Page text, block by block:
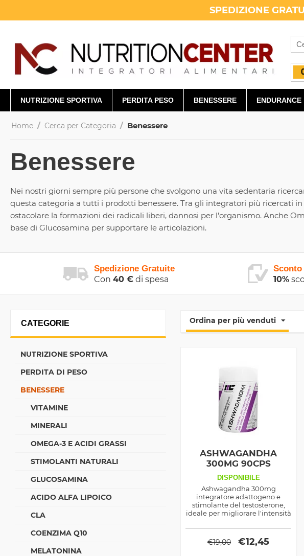
SPEDIZIONE
NUTRIZIONE SPORTIVA PERDITA PESO BENESSERE ENDURANCE
Home / Cerca per Categoria / Benessere
Benessere
Nei nostri giorni sempre più persone che svolgono una vita sedentaria
questa categoria a tutti i prodotti benessere. Tra gli integratori più ricercati
ostacolare la formazioni dei radicali liberi, dannosi per l'organismo. Anche
base di Glucosamina per supportare le articolazioni.
Spedizione Gratuite
Con 40 € di spesa
10%
CATEGORIE
NUTRIZIONE SPORTIVA
PERDITA DI PESO
BENESSERE
VITAMINE
MINERALI
OMEGA-3 E ACIDI GRASSI
STIMOLANTI NATURALI
GLUCOSAMINA
ACIDO ALFA LIPOICO
CLA
COENZIMA Q10
MELATONINA
Ordina per più venduti
ASHWAGANDHA
300MG 90CPS
DISPONIBILE
Ashwagandha 300mg
integratore adattogeno e
stimolante del testosterone,
ideale per migliorare l'intensità
crescita o il mantenimento dei
muscoli
€19,00 €12,45